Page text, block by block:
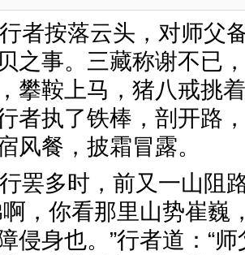
者按落云头，对师父
之事。三藏称谢不已
攀鞍上马，猪八戒挑
者执了铁棒，剖开路
风餐，披霜冒露。
罢多时，前又一山阻
啊，你看那里山势崔巍
侵身也。”行者道：“